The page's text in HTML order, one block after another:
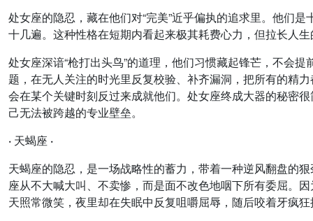
处女座的隐忍，藏在他们对“完美”近乎偏执的追求里。他们是
十几遍。这种性格在短期内看起来极其耗费心力，但拉长人
处女座深谙“枪打出头鸟”的道理，他们习惯藏起锋芒，不会
题，在无人关注的时光里反复校验、补齐漏洞，把所有的精
会在某个关键时刻反过来成就他们。处女座终成大器的秘密
己无法被跨越的专业壁垒。
· 天蝎座 ·
天蝎座的隐忍，是一场战略性的蓄力，带着一种逆风翻盘的
座从不大喊大叫、不卖惨，而是面不改色地咽下所有委屈。
天照常微笑，夜里却在失眠中反复咀嚼屈辱，随后咬着牙疯